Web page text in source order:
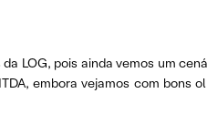
LOG, pois ainda vemos um
embora vejamos com bons